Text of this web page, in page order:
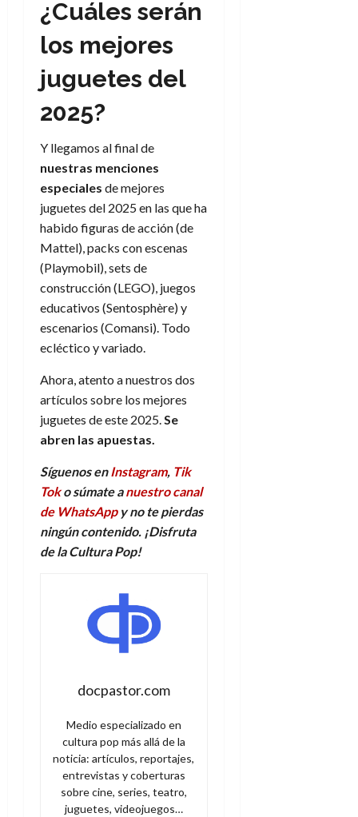
¿Cuáles serán
los mejores
juguetes del
2025?
Y llegamos al final de
nuestras menciones
especiales de mejores
juguetes del 2025 en las que ha
habido figuras de acción (de
Mattel), packs con escenas
(Playmobil), sets de
construcción (LEGO), juegos
educativos (Sentosphère) y
escenarios (Comansi). Todo
ecléctico y variado.
Ahora, atento a nuestros dos
artículos sobre los mejores
juguetes de este 2025. Se
abren las apuestas.
Síguenos en Instagram, Tik
Toko súmate anuestro canal
de WhatsAppy no te pierdas
ningún contenido. ¡Disfruta
de la Cultura Pop!
docpastor.com
Medio especializado en
cultura pop más allá de la
noticia: artículos, reportajes,
entrevistas y coberturas
sobre cine, series, teatro,
juguetes, videojuegos…